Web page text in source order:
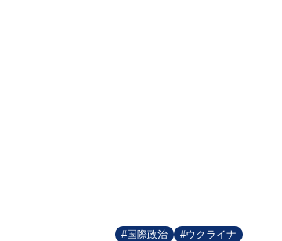
#国際政治 #ウクライナ